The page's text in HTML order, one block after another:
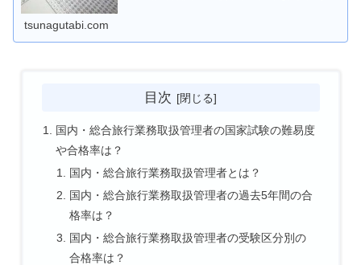
tsunagutabi.com
目次
国内・総合旅行業務取扱管理者の国家試験の難易度
や合格率は？
国内・総合旅行業務取扱管理者とは？
国内・総合旅行業務取扱管理者の過去5年間の合
格率は？
国内・総合旅行業務取扱管理者の受験区分別の
合格率は？